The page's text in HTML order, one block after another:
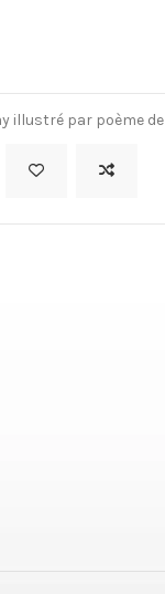
illustré par poème